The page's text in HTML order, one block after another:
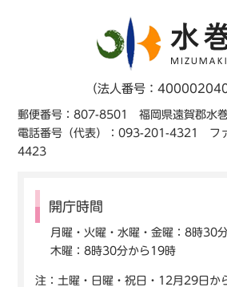
（法人番号：
郵便番号：807-8501 福岡県遠賀郡水
電話番号（代表）：093-201-4321 フ
4423
開庁時間
月曜・火曜・水曜・金曜：8時30
木曜：8時30分から19時
注：土曜・日曜・祝日・12月29日か